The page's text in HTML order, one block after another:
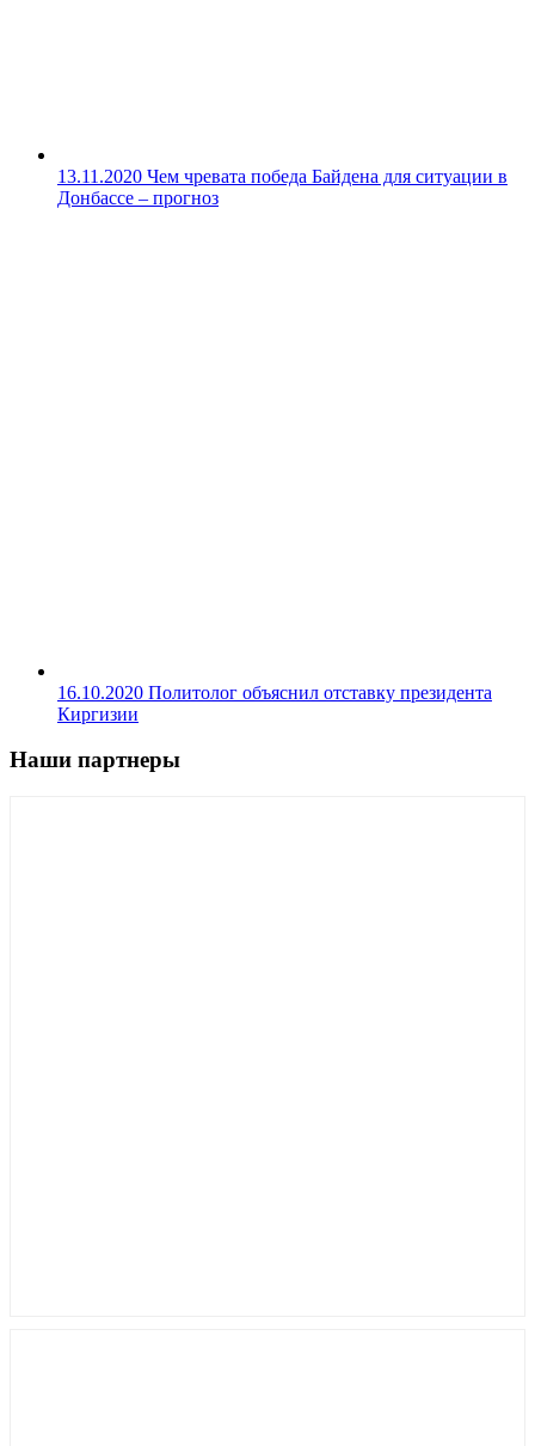
13.11.2020 Чем чревата победа Байдена для ситуации в
Донбассе – прогноз
16.10.2020 Политолог объяснил отставку президента
Киргизии
Наши партнеры